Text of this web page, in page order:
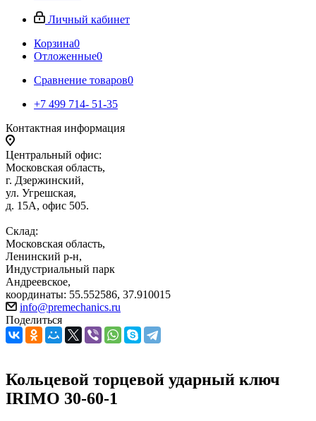
Личный кабинет
Корзина0
Отложенные0
Сравнение товаров0
+7 499 714- 51-35
Контактная информация
Центральный офис:
Московская область,
г. Дзержинский,
ул. Угрешская,
д. 15А, офис 505.
Склад:
Московская область,
Ленинский р-н,
Индустриальный парк
Андреевское,
координаты: 55.552586, 37.910015
info@premechanics.ru
Поделиться
Кольцевой торцевой ударный ключ
IRIMO 30-60-1